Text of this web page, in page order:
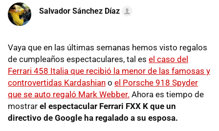
Salvador Sánchez Díaz
Vaya que en las últimas semanas hemos visto regalos
de cumpleaños espectaculares, tal es el caso del
Ferrari 458 Italia que recibió la menor de las famosas y
controvertidas Kardashian o el Porsche 918 Spyder
que se auto regaló Mark Webber. Ahora es tiempo de
mostrar el espectacular Ferrari FXX K que un
directivo de Google ha regalado a su esposa.